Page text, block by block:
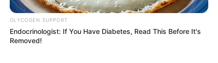
GLYCOGEN SUPPORT
Endocrinologist: If You Have Diabetes, Read This Before It's
Removed!